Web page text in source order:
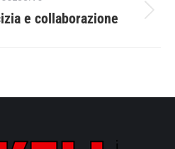
Prossimo
e collaborazione